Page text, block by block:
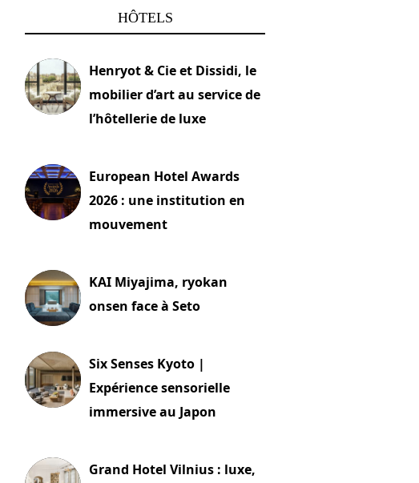
HÔTELS
Henryot & Cie et Dissidi, le
mobilier d’art au service de
l’hôtellerie de luxe
European Hotel Awards
2026 : une institution en
mouvement
KAI Miyajima, ryokan
onsen face à Seto
Six Senses Kyoto |
Expérience sensorielle
immersive au Japon
Grand Hotel Vilnius : luxe,